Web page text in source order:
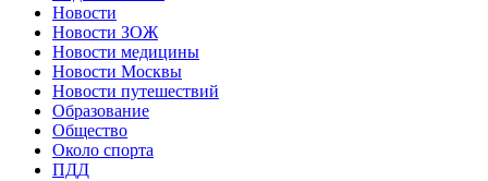
Новости
Новости ЗОЖ
Новости медицины
Новости Москвы
Новости путешествий
Образование
Общество
Около спорта
ПДД